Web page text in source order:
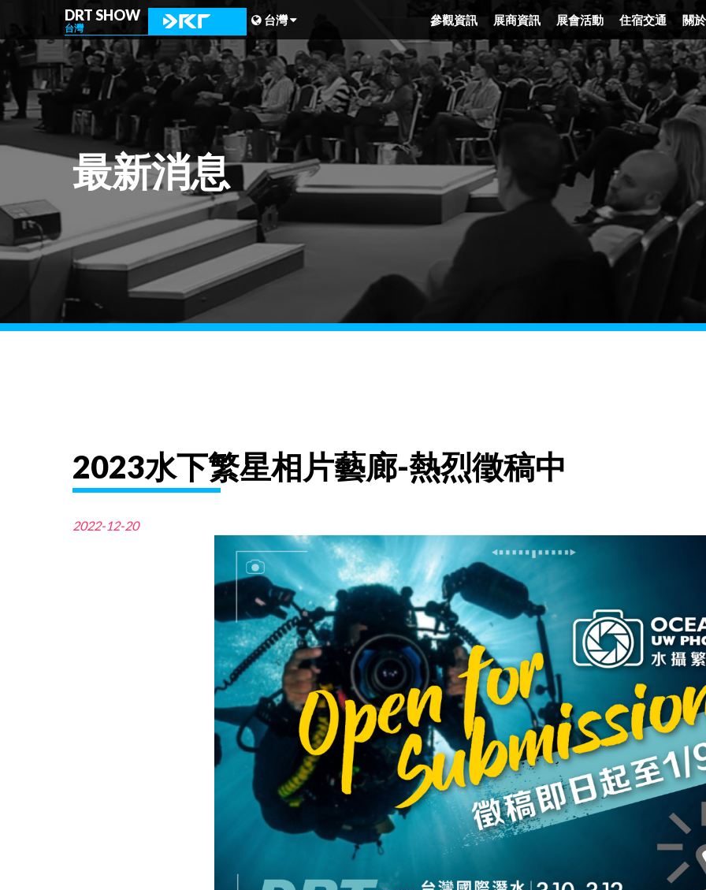
DRT SHOW
台灣
參觀資訊
門票資訊
時間地點
交通資訊
展商資訊
展會平面圖
FAQ
報名參展
展會優勢
展會活動
精彩活動
展會講者
節目表
住宿交通
住宿資訊
交通資訊
關
台灣
馬來西亞
上海
台灣
印尼
北京
菲律賓
香港
最新消息
2023水下繁星相片藝廊-熱烈徵稿中
2022-12-20